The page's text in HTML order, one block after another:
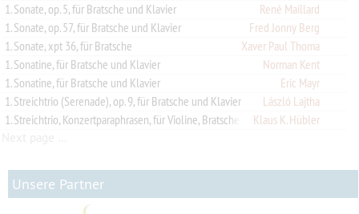
1. Sonate, op. 5, für Bratsche und Klavier
René Maillard
1. Sonate, op. 57, für Bratsche und Klavier
Fred Jonny Berg
1. Sonate, xpt 36, für Bratsche
Xaver Paul Thoma
1. Sonatine, für Bratsche und Klavier
Norman Kent
1. Sonatine, für Bratsche und Klavier
Eric Mayr
1. Streichtrio (Serenade), op. 9, für Bratsche und Klavier
László Lajtha
1. Streichtrio, Konzertparaphrasen, für Violine, Bratsche und Violoncello
Klaus K. Hübler
Unsere Partner